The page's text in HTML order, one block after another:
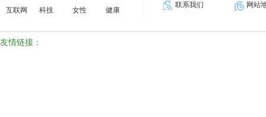
互联网
科技 女性 健康
联系我们 网站
友情链接：